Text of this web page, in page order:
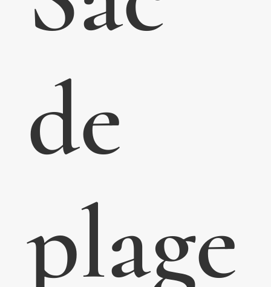
de
plage